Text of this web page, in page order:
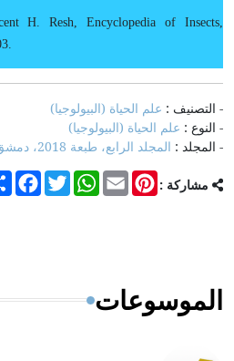
H. Resh, Encyclopedia of Insects,
- التصنيف : علم الحياة (البيولوجيا)
- النوع : علم الحياة (البيولوجيا)
- المجلد : المجلد الرابع، طبعة 2018، دمشق
مشاركة : Twitter
WhatsAppEmail
Pinterest
الموسوعات